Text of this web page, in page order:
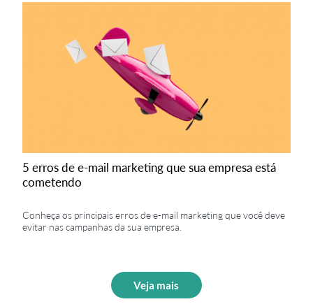
5 erros de e-mail marketing que sua empresa está
cometendo
Conheça os principais erros de e-mail marketing que você deve
evitar nas campanhas da sua empresa.
Veja mais